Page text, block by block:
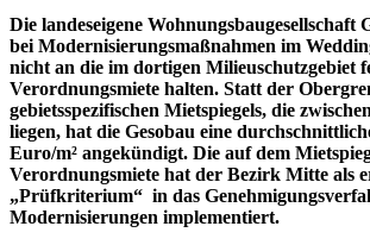
Die landeseigene Wohnungsbaugesellschaft
bei Modernisierungsmaßnahmen im
nicht an die im dortigen Milieuschutzgebiet
Verordnungsmiete halten. Statt der
gebietsspezifischen Mietspiegels, die
liegen, hat die Gesobau eine
Euro/m² angekündigt. Die auf dem
Verordnungsmiete hat der Bezirk Mitte als
„Prüfkriterium“ in das
Modernisierungen